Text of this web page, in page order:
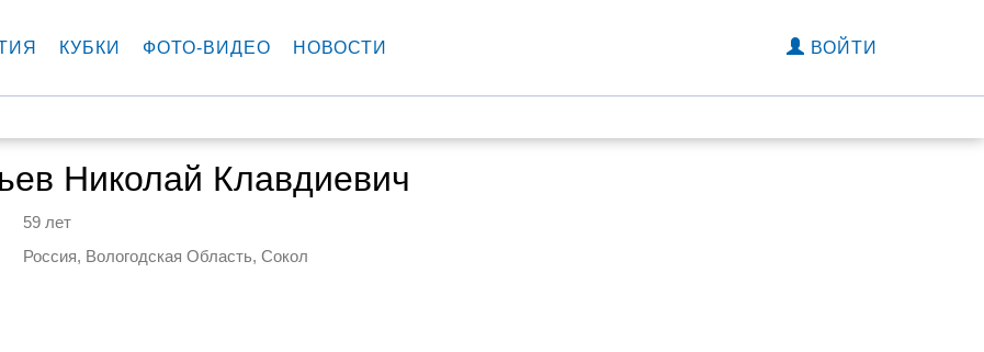
КУБКИ ФОТО-ВИДЕО НОВОСТИ ВОЙТИ
Николай Клавдиевич
59 лет
Россия, Вологодская Область, Сокол